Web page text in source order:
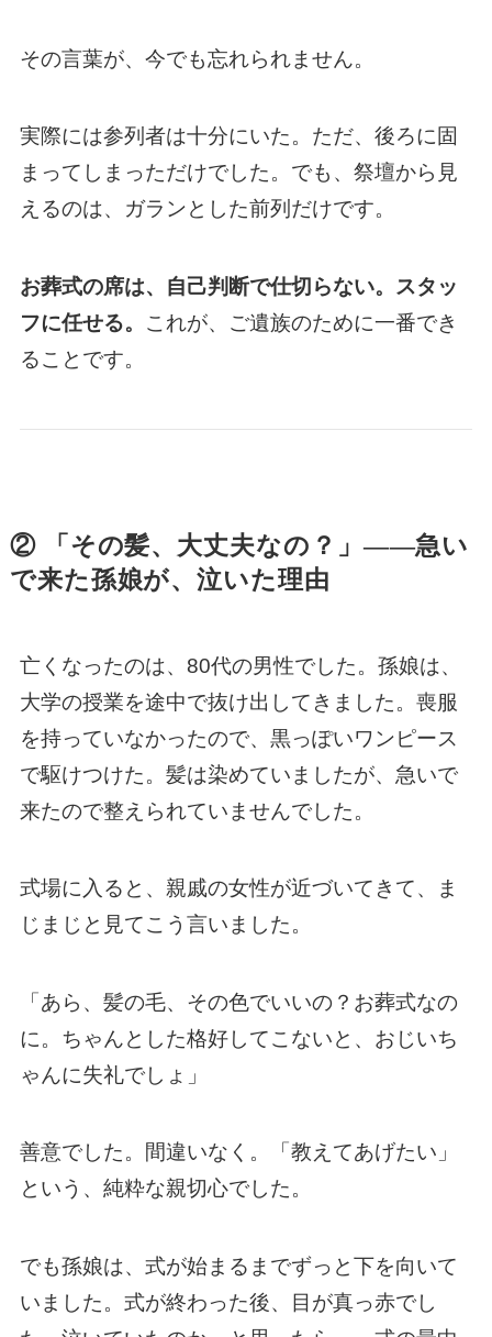
その言葉が、今でも忘れられません。
実際には参列者は十分にいた。ただ、後ろに固
まってしまっただけでした。でも、祭壇から見
えるのは、ガランとした前列だけです。
お葬式の席は、自己判断で仕切らない。スタッ
フに任せる。 これが、ご遺族のために一番でき
ることです。
② 「その髪、大丈夫なの？」——急い
で来た孫娘が、泣いた理由
亡くなったのは、80代の男性でした。孫娘は、
大学の授業を途中で抜け出してきました。喪服
を持っていなかったので、黒っぽいワンピース
で駆けつけた。髪は染めていましたが、急いで
来たので整えられていませんでした。
式場に入ると、親戚の女性が近づいてきて、ま
じまじと見てこう言いました。
「あら、髪の毛、その色でいいの？お葬式なの
に。ちゃんとした格好してこないと、おじいち
ゃんに失礼でしょ」
善意でした。間違いなく。「教えてあげたい」
という、純粋な親切心でした。
でも孫娘は、式が始まるまでずっと下を向いて
いました。式が終わった後、目が真っ赤でし